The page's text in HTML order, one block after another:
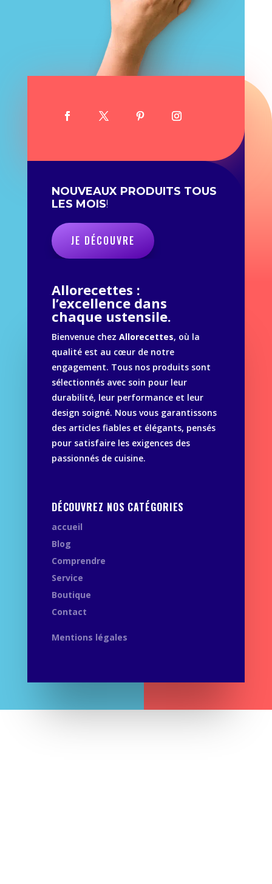
NOUVEAUX PRODUITS TOUS
LES MOIS!
JE DÉCOUVRE
Allorecettes :
l’excellence dans
chaque ustensile.
Bienvenue chez Allorecettes, où la
qualité est au cœur de notre
engagement. Tous nos produits sont
sélectionnés avec soin pour leur
durabilité, leur performance et leur
design soigné. Nous vous garantissons
des articles fiables et élégants, pensés
pour satisfaire les exigences des
passionnés de cuisine.
DÉCOUVREZ NOS CATÉGORIES
accueil
Blog
Comprendre
Service
Boutique
Contact
Mentions légales